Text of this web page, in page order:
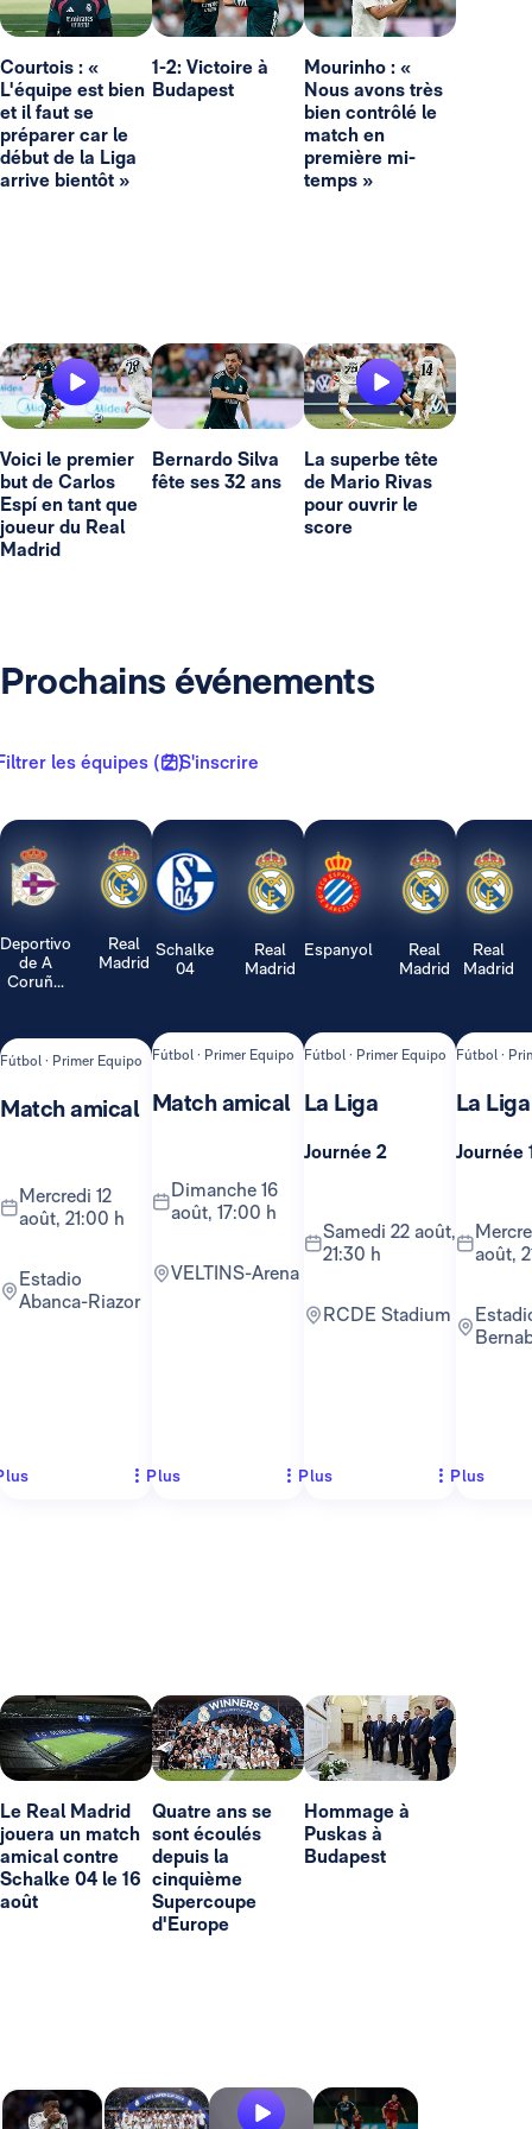
Courtois : «
L'équipe est bien
et il faut se
préparer car le
début de la Liga
arrive bientôt »
1-2: Victoire à
Budapest
Mourinho : «
Nous avons très
bien contrôlé le
match en
première mi-
temps »
Voici le premier
but de Carlos
Espí en tant que
joueur du Real
Madrid
Bernardo Silva
fête ses 32 ans
La superbe tête
de Mario Rivas
pour ouvrir le
score
Prochains événements
les équipes ( 2 )S'inscrire
Deportivo
de A
Coruñ...
Real
Madrid
Fútbol · Primer Equipo
Match amical
mercredi 12
août, 21:00 h
Estadio
Abanca-Riazor
Schalke
04
Real
Madrid
Fútbol · Primer Equipo
Match amical
dimanche 16
août, 17:00 h
VELTINS-Arena
Plus
Espanyol
Real
Madrid
Fútbol · Primer Equipo
La Liga
Journée 2
samedi 22 août,
21:30 h
RCDE Stadium
Plus
Real
Madrid
Fútbol ·
La Liga
Journée
mercredi 26
août,
Estadio
Plus
Le Real Madrid
jouera un match
amical contre
Schalke 04 le 16
août
Quatre ans se
sont écoulés
depuis la
cinquième
Supercoupe
d'Europe
Hommage à
Puskas à
Budapest